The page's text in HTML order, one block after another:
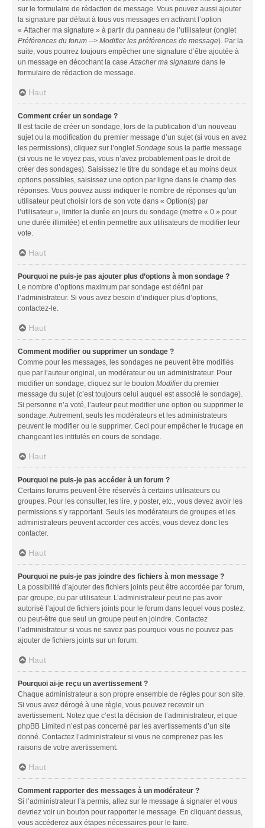
sur le formulaire de rédaction de message. Vous pouvez aussi ajouter
la signature par défaut à tous vos messages en activant l’option
« Attacher ma signature » à partir du panneau de l’utilisateur (onglet
Préférences du forum --> Modifier les préférences de message). Par la
suite, vous pourrez toujours empêcher une signature d’être ajoutée à
un message en décochant la case Attacher ma signature dans le
formulaire de rédaction de message.
Haut
Comment créer un sondage ?
Il est facile de créer un sondage, lors de la publication d’un nouveau
sujet ou la modification du premier message d’un sujet (si vous en avez
les permissions), cliquez sur l’onglet Sondage sous la partie message
(si vous ne le voyez pas, vous n’avez probablement pas le droit de
créer des sondages). Saisissez le titre du sondage et au moins deux
options possibles, saisissez une option par ligne dans le champ des
réponses. Vous pouvez aussi indiquer le nombre de réponses qu’un
utilisateur peut choisir lors de son vote dans « Option(s) par
l’utilisateur », limiter la durée en jours du sondage (mettre « 0 » pour
une durée illimitée) et enfin permettre aux utilisateurs de modifier leur
vote.
Haut
Pourquoi ne puis-je pas ajouter plus d’options à mon sondage ?
Le nombre d’options maximum par sondage est défini par
l’administrateur. Si vous avez besoin d’indiquer plus d’options,
contactez-le.
Haut
Comment modifier ou supprimer un sondage ?
Comme pour les messages, les sondages ne peuvent être modifiés
que par l’auteur original, un modérateur ou un administrateur. Pour
modifier un sondage, cliquez sur le bouton Modifierdu premier
message du sujet (c’est toujours celui auquel est associé le sondage).
Si personne n’a voté, l’auteur peut modifier une option ou supprimer le
sondage. Autrement, seuls les modérateurs et les administrateurs
peuvent le modifier ou le supprimer. Ceci pour empêcher le trucage en
changeant les intitulés en cours de sondage.
Haut
Pourquoi ne puis-je pas accéder à un forum ?
Certains forums peuvent être réservés à certains utilisateurs ou
groupes. Pour les consulter, les lire, y poster, etc., vous devez avoir les
permissions s’y rapportant. Seuls les modérateurs de groupes et les
administrateurs peuvent accorder ces accès, vous devez donc les
contacter.
Haut
Pourquoi ne puis-je pas joindre des fichiers à mon message ?
La possibilité d’ajouter des fichiers joints peut être accordée par forum,
par groupe, ou par utilisateur. L’administrateur peut ne pas avoir
autorisé l’ajout de fichiers joints pour le forum dans lequel vous postez,
ou peut-être que seul un groupe peut en joindre. Contactez
l’administrateur si vous ne savez pas pourquoi vous ne pouvez pas
ajouter de fichiers joints sur un forum.
Haut
Pourquoi ai-je reçu un avertissement ?
Chaque administrateur a son propre ensemble de règles pour son site.
Si vous avez dérogé à une règle, vous pouvez recevoir un
avertissement. Notez que c’est la décision de l’administrateur, et que
phpBB Limited n’est pas concerné par les avertissements d’un site
donné. Contactez l’administrateur si vous ne comprenez pas les
raisons de votre avertissement.
Haut
Comment rapporter des messages à un modérateur ?
Si l’administrateur l’a permis, allez sur le message à signaler et vous
devriez voir un bouton pour rapporter le message. En cliquant dessus,
vous accéderez aux étapes nécessaires pour le faire.